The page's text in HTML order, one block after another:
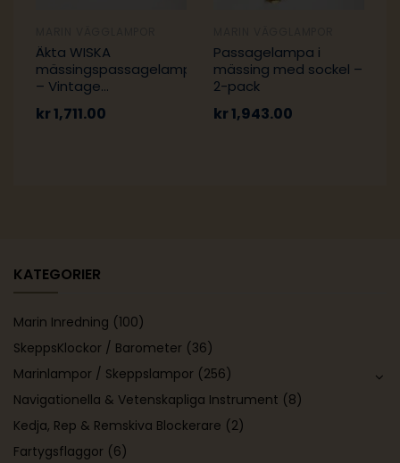
KATEGORIER
Marin Inredning (100)
SkeppsKlockor / Barometer (36)
Marinlampor / Skeppslampor (256)
Navigationella & Vetenskapliga Instrument (8)
Kedja, Rep & Remskiva Blockerare (2)
Fartygsflaggor (6)
Äkta WISKA
mässingspassagelampa
– Vintage
kr1,711.00
Passagelampa i
mässing med sockel –
2-pack
kr1,943.00